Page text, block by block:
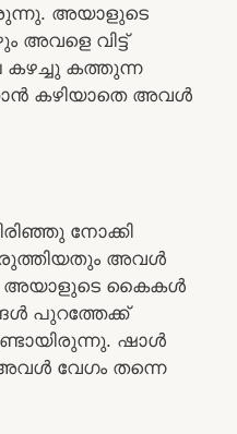
അയാളുടെ
വിട്ട്
കഴച്ചു കത്തുന്ന
കഴിയാതെ അവൾ
നോക്കി
അവൾ
അയാളുടെ കൈകൾ
പുറത്തേക്ക്
ഷാൾ
വേഗം തന്നെ